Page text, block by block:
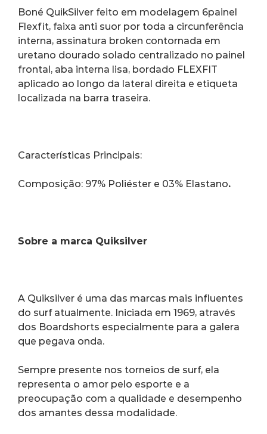
Boné QuikSilver feito em modelagem 6painel
Flexfit, faixa anti suor por toda a circunferência
interna, assinatura broken contornada em
uretano dourado solado centralizado no painel
frontal, aba interna lisa, bordado FLEXFIT
aplicado ao longo da lateral direita e etiqueta
localizada na barra traseira.
Características Principais:
Composição: 97% Poliéster e 03% Elastano.
Sobre a marca Quiksilver
A Quiksilver é uma das marcas mais influentes
do surf atualmente. Iniciada em 1969, através
dos Boardshorts especialmente para a galera
que pegava onda.
Sempre presente nos torneios de surf, ela
representa o amor pelo esporte e a
preocupação com a qualidade e desempenho
dos amantes dessa modalidade.